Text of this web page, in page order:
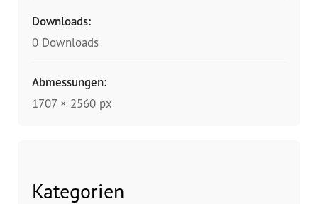
Kategorien
Downloads:
0 Downloads
Abmessungen:
1707 × 2560 px